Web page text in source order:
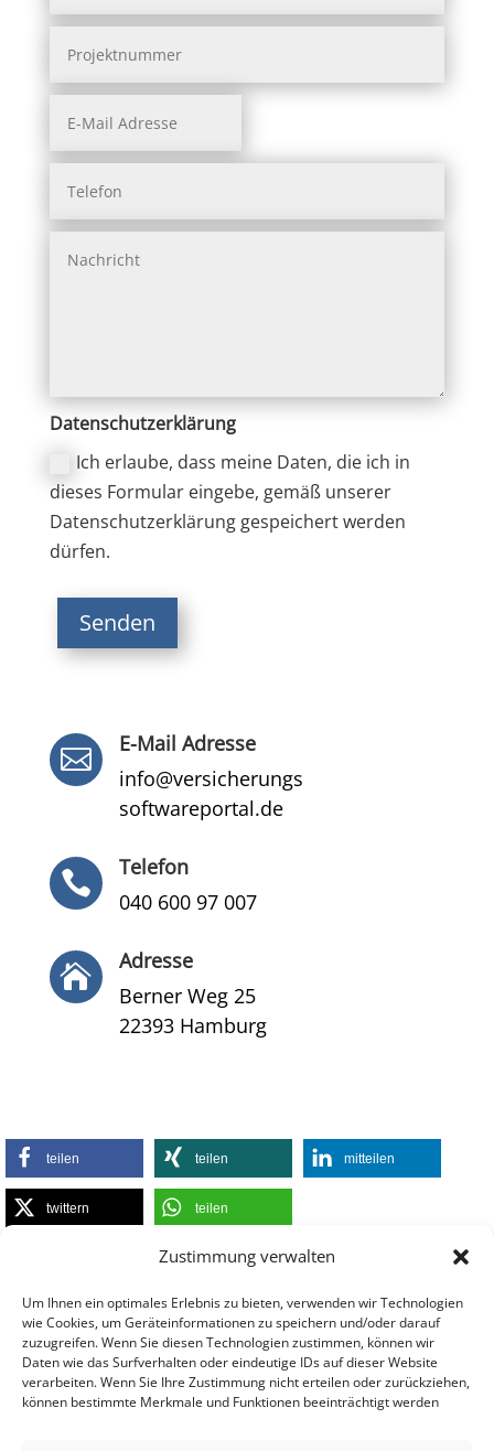
Zustimmung verwalten
Um Ihnen ein optimales Erlebnis zu bieten, verwenden wir Technologien
wie Cookies, um Geräteinformationen zu speichern und/oder darauf
zuzugreifen. Wenn Sie diesen Technologien zustimmen, können wir
Daten wie das Surfverhalten oder eindeutige IDs auf dieser Website
verarbeiten. Wenn Sie Ihre Zustimmung nicht erteilen oder zurückziehen,
können bestimmte Merkmale und Funktionen beeinträchtigt werden
Datenschutzerklärung
Ich erlaube, dass meine Daten, die ich in
dieses Formular eingebe, gemäß unserer
Datenschutzerklärung gespeichert werden
dürfen.
Senden

E-Mail Adresse
info@versicherungs
softwareportal.de

Telefon
040 600 97 007

Adresse
Berner Weg 25
22393 Hamburg
teilen teilen mitteilen
twittern teilen
Impressum
Datenschutzerklärung